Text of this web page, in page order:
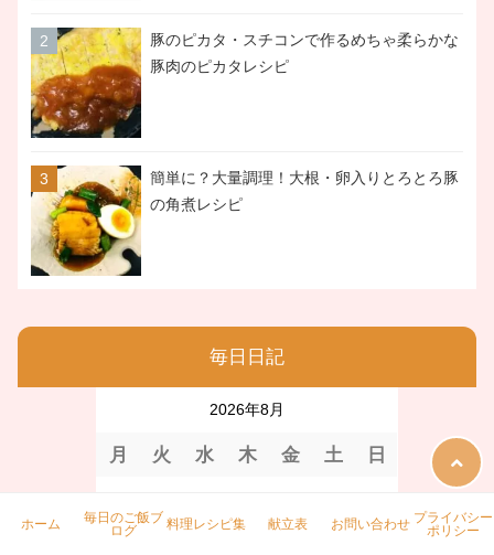
豚のピカタ・スチコンで作るめちゃ柔らかな
豚肉のピカタレシピ
簡単に？大量調理！大根・卵入りとろとろ豚
の角煮レシピ
毎日日記
2026年8月
月 火 水 木 金 土 日
ホーム
毎日のご飯ブ
ログ
料理レシピ集 献立表 お問い合わせ プライバシー
ポリシー